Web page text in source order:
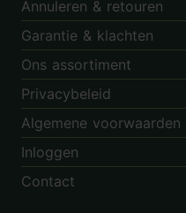
Annuleren & retouren
Garantie & klachten
Ons assortiment
Privacybeleid
Algemene voorwaarden
Inloggen
Contact